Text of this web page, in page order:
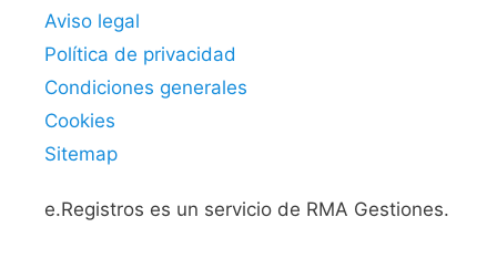
Aviso legal
Política de privacidad
Condiciones generales
Cookies
Sitemap
e.Registros es un servicio de RMA Gestiones.